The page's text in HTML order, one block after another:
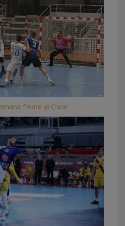
frente al Cisne